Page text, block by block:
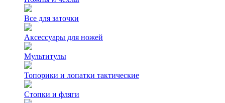
Все для заточки
Аксессуары для ножей
Мультитулы
Топорики и лопатки тактические
Стопки и фляги